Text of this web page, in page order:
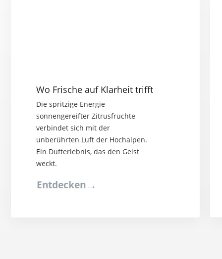
Wo Frische auf Klarheit trifft
Die spritzige Energie
sonnengereifter Zitrusfrüchte
verbindet sich mit der
unberührten Luft der Hochalpen.
Ein Dufterlebnis, das den Geist
weckt.
Entdecken→